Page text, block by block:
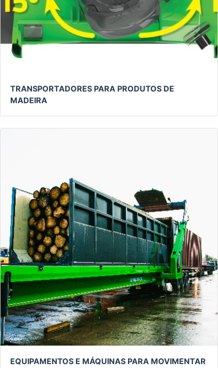
TRANSPORTADORES PARA PRODUTOS DE
MADEIRA
EQUIPAMENTOS E MÁQUINAS PARA MOVIMENTAR